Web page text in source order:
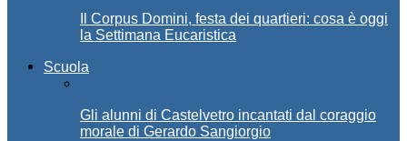
Il Corpus Domini, festa dei quartieri: cosa è oggi
la Settimana Eucaristica
Scuola
Gli alunni di Castelvetro incantati dal coraggio
morale di Gerardo Sangiorgio